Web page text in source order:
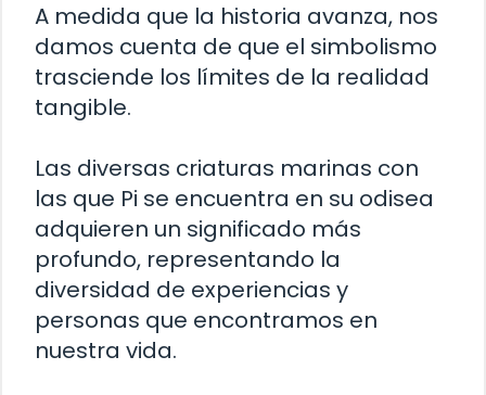
A medida que la historia avanza, nos
damos cuenta de que el simbolismo
trasciende los límites de la realidad
tangible.
Las diversas criaturas marinas con
las que Pi se encuentra en su odisea
adquieren un significado más
profundo, representando la
diversidad de experiencias y
personas que encontramos en
nuestra vida.